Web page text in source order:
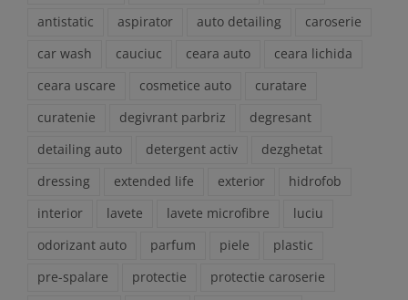
antistatic
aspirator auto detailing
caroserie
car wash
cauciuc ceara auto
ceara lichida
ceara uscare
cosmetice auto
curatare
curatenie
degivrant parbriz
degresant
detailing auto
detergent activ
dezghetat
dressing
extended life exterior
hidrofob
interior
lavete lavete microfibre
luciu
odorizant auto
parfum piele
plastic
pre-spalare
protectie
protectie caroserie